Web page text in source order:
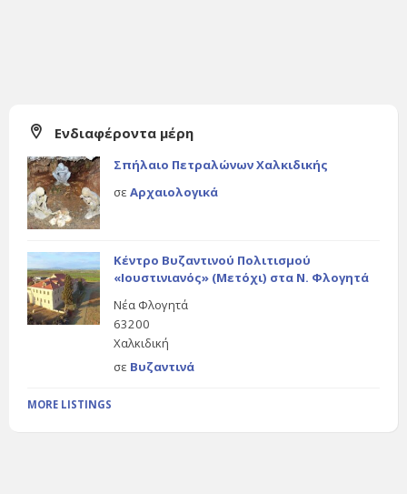
Ενδιαφέροντα μέρη
Σπήλαιο Πετραλώνων Χαλκιδικής
σε Αρχαιολογικά
Κέντρο Βυζαντινού Πολιτισμού
«Ιουστινιανός» (Μετόχι) στα Ν. Φλογητά
Νέα Φλογητά
63200
Χαλκιδική
σε Βυζαντινά
MORE LISTINGS